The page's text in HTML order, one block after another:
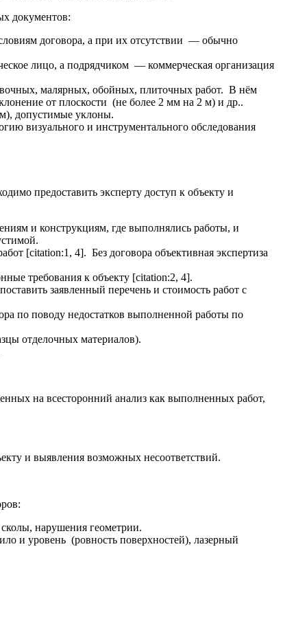
документов:
договора, а при их отсутствии — обычно
лицо, а подрядчиком — коммерческая организация
малярных, обойных, плиточных работ. В нём
от плоскости (не более 2 мм на 2 м) и др..
допустимые уклоны.
визуального и инструментального обследования
предоставить эксперту доступ к объекту и
и конструкциям, где выполнялись работы, и
[citation:1, 4]. Без договора объективная экспертиза
требования к объекту [citation:2, 4].
заявленный перечень и стоимость работ с
по поводу недостатков выполненной работы по
отделочных материалов).
на всесторонний анализ как выполненных работ,
и выявления возможных несоответствий.
нарушения геометрии.
и уровень (ровность поверхностей), лазерный